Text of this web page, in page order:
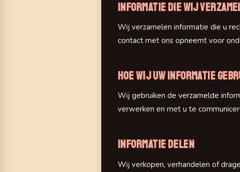
Informatie die wij
Wij verzamelen informatie die u
contact met ons opneemt voor
Hoe wij uw informatie
Wij gebruiken de verzamelde
verwerken en met u te
Informatie delen
Wij verkopen, verhandelen of